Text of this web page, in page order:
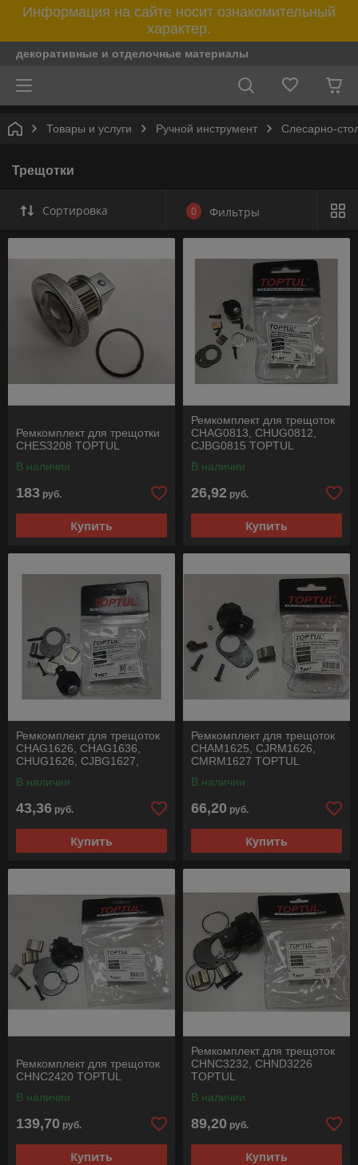
Информация на сайте носит ознакомительный
характер.
декоративные и отделочные материалы
Товары и услуги Ручной инструмент Слесарно-
Трещотки
Сортировка 0 Фильтры
Ремкомплект для трещотки
CHES3208 TOPTUL
В наличии
183 руб.
Купить
Ремкомплект для трещоток
CHAG0813, CHUG0812,
CJBG0815 TOPTUL
В наличии
26,92 руб.
Купить
Ремкомплект для трещоток
CHAG1626, CHAG1636,
CHUG1626, CJBG1627,
В наличии
43,36 руб.
Купить
Ремкомплект для трещоток
CHAM1625, CJRM1626,
CMRM1627 TOPTUL
В наличии
66,20 руб.
Купить
Ремкомплект для трещоток
CHNC2420 TOPTUL
В наличии
139,70 руб.
Купить
Ремкомплект для трещоток
CHNC3232, CHND3226
TOPTUL
В наличии
89,20 руб.
Купить